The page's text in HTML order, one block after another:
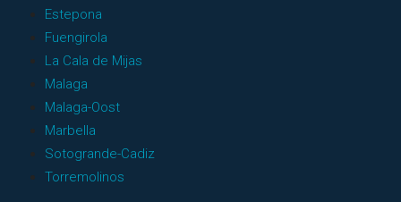
Estepona
Fuengirola
La Cala de Mijas
Malaga
Malaga-Oost
Marbella
Sotogrande-Cadiz
Torremolinos